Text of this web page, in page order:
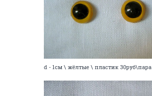
d - 1см \ жёлтые \ пластик 30руб\пара